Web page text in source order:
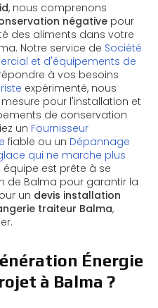
, nous comprenons
négative pour
des aliments dans votre
Notre service de Société
et d'équipements de
à vos besoins
expérimenté, nous
pour l'installation et
de conservation
un Fournisseur
fiable ou un Dépannage
qui ne marche plus
équipe est prête à se
de Balma pour garantir la
un devis installation
traiteur Balma,
Énergie
à Balma ?